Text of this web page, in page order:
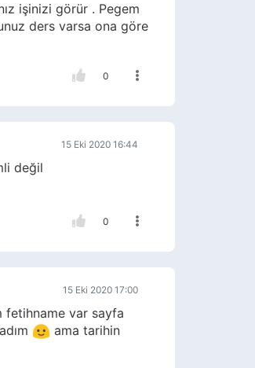
işinizi görür . Pegem
ders varsa ona göre
0
15 Eki 2020 16:44
değil
0
15 Eki 2020 17:00
fetihname var sayfa
ama tarihin